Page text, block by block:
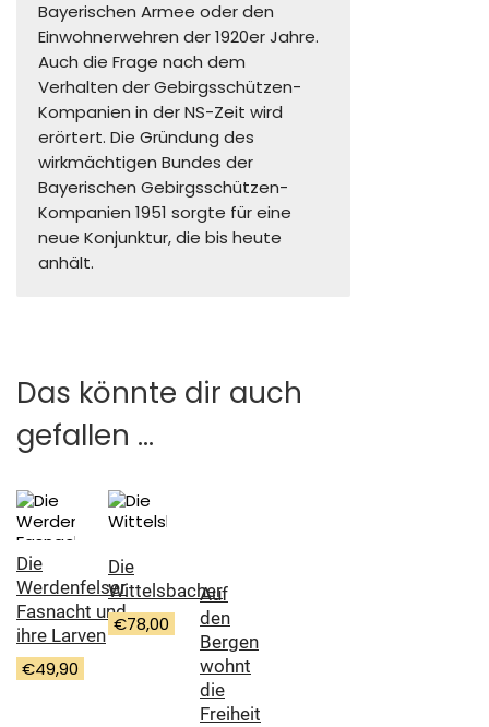
Bayerischen Armee oder den
Einwohnerwehren der 1920er Jahre.
Auch die Frage nach dem
Verhalten der Gebirgsschützen-
Kompanien in der NS-Zeit wird
erörtert. Die Gründung des
wirkmächtigen Bundes der
Bayerischen Gebirgsschützen-
Kompanien 1951 sorgte für eine
neue Konjunktur, die bis heute
anhält.
Das könnte dir auch
gefallen …
Die
Werdenfelser
Fasnacht und
ihre Larven
€49,90
Die
Wittelsbacher
€78,00
Auf
den
Bergen
wohnt
die
Freiheit